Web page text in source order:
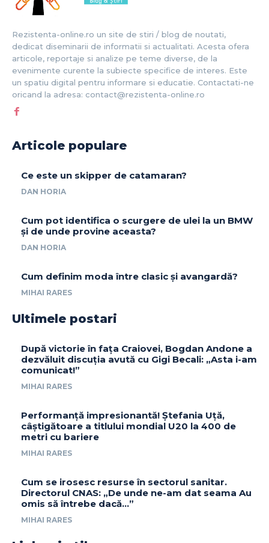
Rezistenta-online.ro un site de stiri / blog de noutati,
dedicat diseminarii de informatii si actualitati. Acesta ofera
articole, reportaje si analize pe teme diverse, de la
evenimente curente la subiecte specifice de interes. Este
un spatiu digital pentru informare si educatie. Contactati-ne
oricand la adresa: contact@rezistenta-online.ro
Articole populare
Ce este un skipper de catamaran?
DAN HORIA
Cum pot identifica o scurgere de ulei la un BMW
și de unde provine aceasta?
DAN HORIA
Cum definim moda între clasic și avangardă?
MIHAI RARES
Ultimele postari
După victorie în fața Craiovei, Bogdan Andone a
dezvăluit discuția avută cu Gigi Becali: „Asta i-am
comunicat!”
MIHAI RARES
Performanță impresionantă! Ștefania Uță,
câștigătoare a titlului mondial U20 la 400 de
metri cu bariere
MIHAI RARES
Cum se irosesc resurse în sectorul sanitar.
Directorul CNAS: „De unde ne-am dat seama Au
omis să întrebe dacă…”
MIHAI RARES